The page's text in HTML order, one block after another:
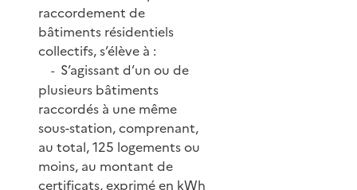
raccordement de
bâtiments résidentiels
collectifs, s’élève à :
-S’agissant d’un ou de
plusieurs bâtiments
raccordés à une même
sous-station, comprenant,
au total, 125 logements ou
moins, au montant de
certificats, exprimé en kWh